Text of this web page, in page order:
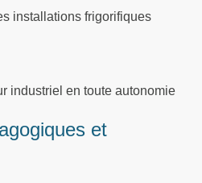
installations frigorifiques
industriel en toute autonomie
et